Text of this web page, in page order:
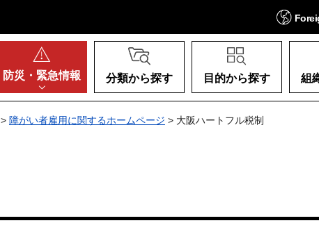
防災・ 緊急情報 分類から探す 目的から探す 組
> 障がい者雇用に関するホームページ > 大阪ハートフル税制